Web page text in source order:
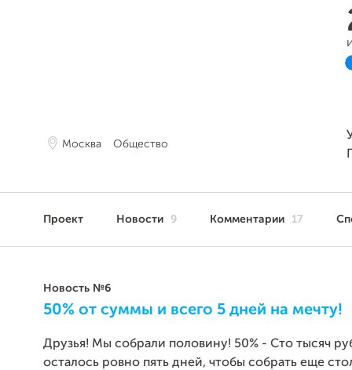
Москва Общество
Проект Новости 9 Комментарии 17
Новость №6
50% от суммы и всего 5 дней на мечту!
Друзья! Мы собрали половину! 50% - Сто тысяч
осталось ровно пять дней, чтобы собрать еще